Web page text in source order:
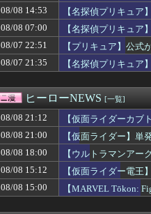
【MARVEL Tōkon: Fighting Souls
【ラブライブ！】身長57m体重
【名探偵プリキュア】28話先行カ
【悲報】ワイ、徹夜で同人ｴﾛｹﾞを
【画像】お尻ゲームのキャラ、も
【Horizon】MODEROID「スロー
【驚愕】名作『
【朗報】NIKKEとペルソナのえち
【ガンダムBD Re:RISE】もう6年
ドラクエのゼシカとかいう人気キ
【速報】ウマ娘声優さん、結婚ｗ
【画像】咲-Saki-の大星淡の能力が
『Destiny Unchain Online』TVアニ
漫画ゲームアニメで史上最低の後
ホビーサクラ「真の点P 私服Ver.
08/08 14:53
【名探偵プリキュア
08/08 07:00
【名探偵プリキュ
08/07 22:51
【プリキュア】公
08/07 21:35
【名探偵プリキュア
ヒーローNEWS [一覧]
08/08 21:12
【仮面ライダーカ
08/08 21:00
【仮面ライダー】単
08/08 18:00
【ウルトラマンア
08/08 15:12
【仮面ライダー電
08/08 15:00
【MARVEL Tōkon: